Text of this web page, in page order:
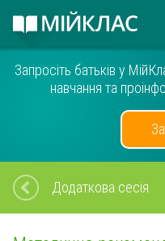
Запросіть батьків у
навчання та
Додаткова сесія